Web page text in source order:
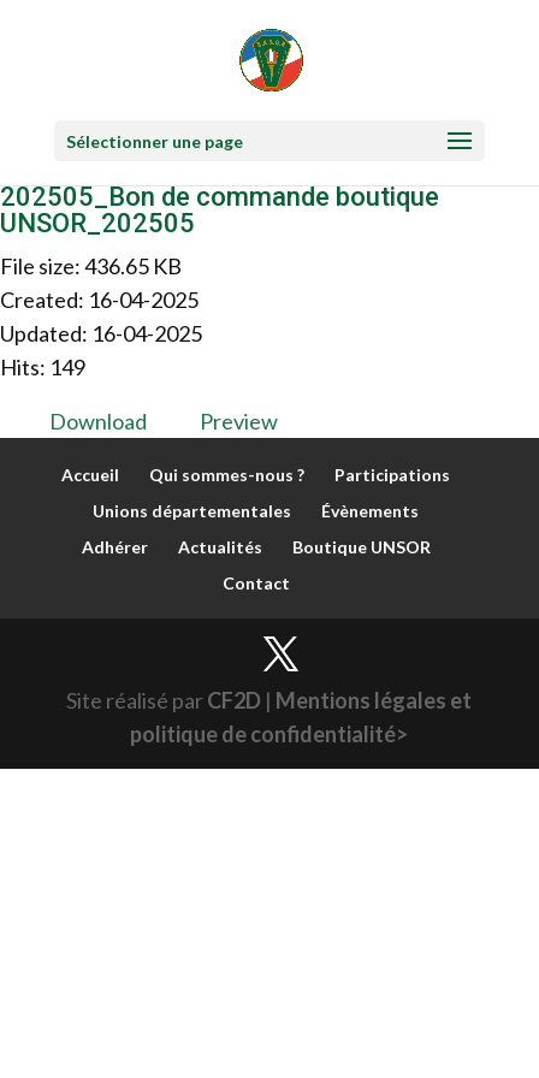
Sélectionner une page
202505_Bon de commande boutique
UNSOR_202505
File size: 436.65 KB
Created: 16-04-2025
Updated: 16-04-2025
Hits: 149
Download Preview
Accueil Qui sommes-nous ?
Participations
Unions départementales
Évènements
Adhérer
Actualités
Boutique UNSOR
Contact
Site réalisé parCF2D | Mentions légales et
politique de confidentialité>